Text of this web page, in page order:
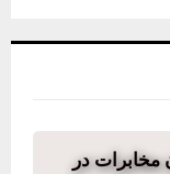
مخابرات در